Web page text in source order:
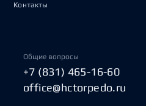
Контакты
Общие вопросы
+7 (831) 465-16-60
office@hctorpedo.ru